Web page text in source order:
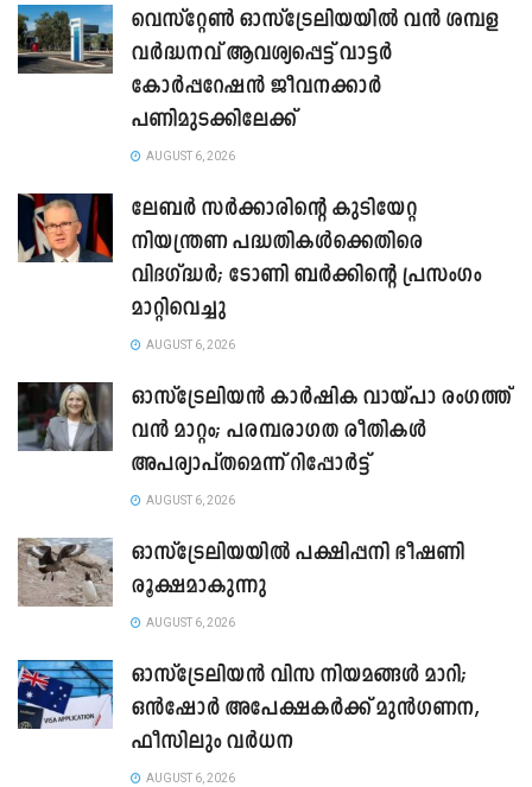
വെസ്റ്റേൺ ഓസ്‌ട്രേലിയയിൽ വൻ ശമ്പള
വർദ്ധനവ് ആവശ്യപ്പെട്ട് വാട്ടർ
കോർപ്പറേഷൻ ജീവനക്കാർ
പണിമുടക്കിലേക്ക്
AUGUST 6, 2026
ലേബർ സർക്കാരിന്റെ കുടിയേറ്റ
നിയന്ത്രണ പദ്ധതികൾക്കെതിരെ
വിദഗ്ദ്ധർ; ടോണി ബർക്കിന്റെ പ്രസംഗം
മാറ്റിവെച്ചു
AUGUST 6, 2026
ഓസ്‌ട്രേലിയൻ കാർഷിക വായ്പാ രംഗത്ത്
വൻ മാറ്റം; പരമ്പരാഗത രീതികൾ
അപര്യാപ്തമെന്ന് റിപ്പോർട്ട്
AUGUST 6, 2026
ഓസ്ട്രേലിയയിൽ പക്ഷിപ്പനി ഭീഷണി
രൂക്ഷമാകുന്നു
AUGUST 6, 2026
ഓസ്‌ട്രേലിയൻ വിസ നിയമങ്ങൾ മാറി;
ഒൻഷോർ അപേക്ഷകർക്ക് മുൻഗണന,
ഫീസിലും വർധന
AUGUST 6, 2026